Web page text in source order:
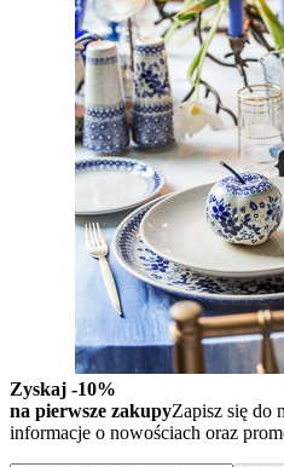
Zyskaj -10%
na pierwsze zakupyZapisz się do
informacje o nowościach oraz